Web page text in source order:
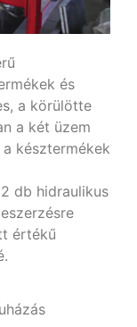
és
a körülötte
a két üzem
késztermékek
db hidraulikus
értékű